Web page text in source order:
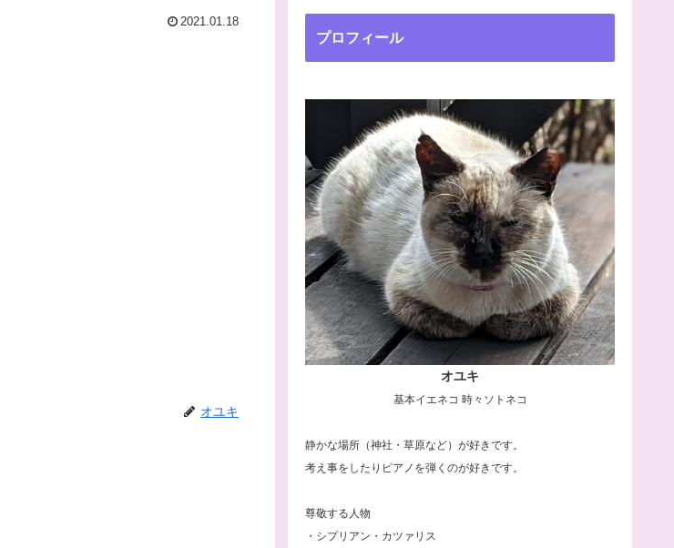
2021.01.18
オユキ
プロフィール
オユキ
基本イエネコ 時々ソトネコ
静かな場所（神社・草原など）が好きです。
考え事をしたりピアノを弾くのが好きです。
尊敬する人物
・シプリアン・カツァリス